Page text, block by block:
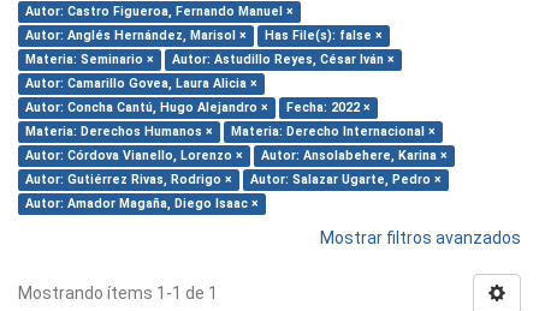
Autor: Castro Figueroa, Fernando Manuel ×
Autor: Anglés Hernández, Marisol ×
Has File(s): false ×
Materia: Seminario ×
Autor: Astudillo Reyes, César Iván ×
Autor: Camarillo Govea, Laura Alicia ×
Autor: Concha Cantú, Hugo Alejandro ×
Fecha: 2022 ×
Materia: Derechos Humanos ×
Materia: Derecho Internacional ×
Autor: Córdova Vianello, Lorenzo ×
Autor: Ansolabehere, Karina ×
Autor: Gutiérrez Rivas, Rodrigo ×
Autor: Salazar Ugarte, Pedro ×
Autor: Amador Magaña, Diego Isaac ×
Mostrar filtros avanzados
Mostrando ítems 1-1 de 1